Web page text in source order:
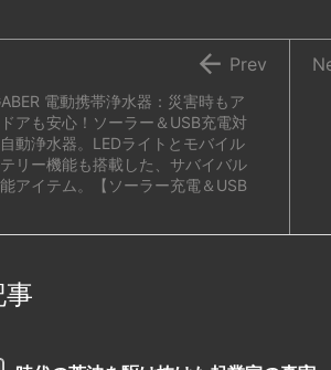
電動携帯浄水器：災害時もア
アも安心！ソーラー＆USB充電対
動浄水器。LEDライトとモバイル
リー機能も搭載した、サバイバル
アイテム。【ソーラー充電＆USB
 Prev
事